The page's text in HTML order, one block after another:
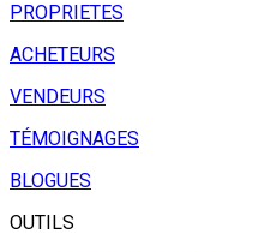
PROPRIETES
ACHETEURS
VENDEURS
TÉMOIGNAGES
BLOGUES
OUTILS